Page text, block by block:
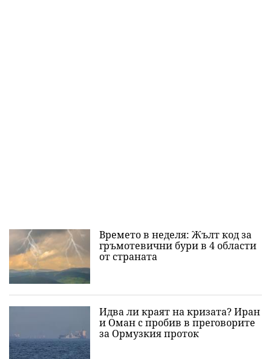
Времето в неделя: Жълт код за
гръмотевични бури в 4 области
от страната
Идва ли краят на кризата? Иран
и Оман с пробив в преговорите
за Ормузкия проток